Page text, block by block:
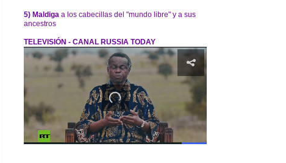
5) Maldiga a los cabecillas del "mundo libre" y a sus
ancestros
TELEVISIÓN - CANAL RUSSIA TODAY